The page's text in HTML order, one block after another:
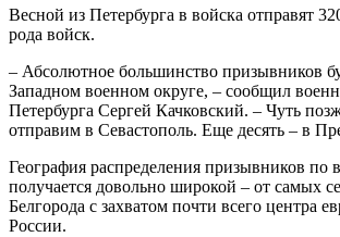
Весной из Петербурга в войска отправят
рода войск.
– Абсолютное большинство призывников
Западном военном округе, – сообщил
Петербурга Сергей Качковский. – Чуть
отправим в Севастополь. Еще десять – в
География распределения призывников по
получается довольно широкой – от самых
Белгорода с захватом почти всего центра
России.